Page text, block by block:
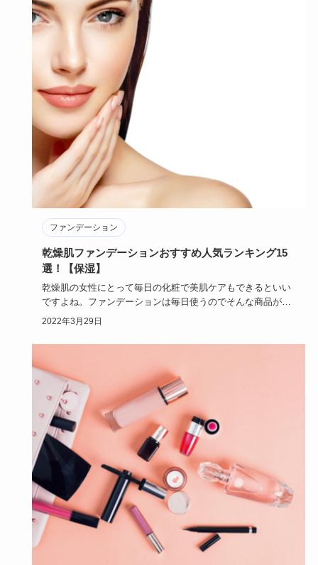
ファンデーション
乾燥肌ファンデーションおすすめ人気ランキング15
選！【保湿】
乾燥肌の女性にとって毎日の化粧で美肌ケアもできるといい
ですよね。ファンデーションは毎日使うのでそんな商品があ
ればチェックし…
2022年3月29日